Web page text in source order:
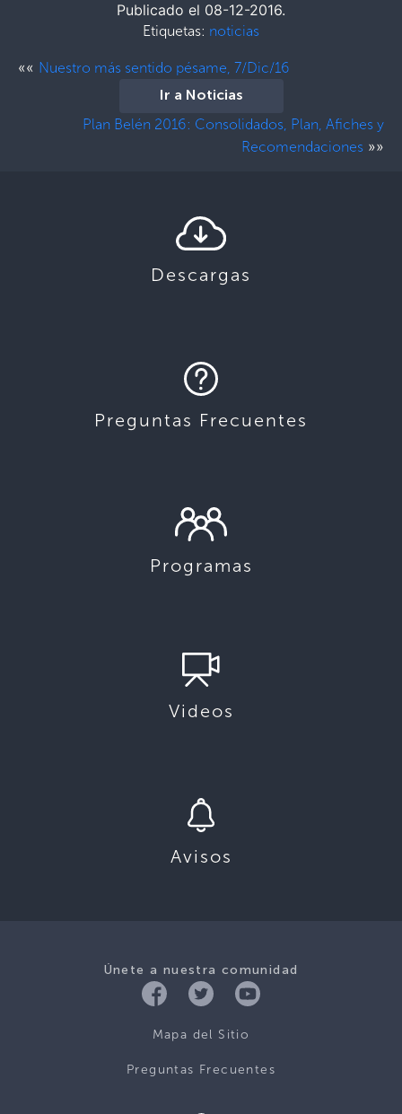
Publicado el 08-12-2016.
Etiquetas: noticias
«« Nuestro más sentido pésame, 7/Dic/16
Ir a Noticias
Plan Belén 2016: Consolidados, Plan, Afiches y
Recomendaciones »»
Descargas
Preguntas Frecuentes
Programas
Videos
Avisos
Únete a nuestra comunidad
Mapa del Sitio
Preguntas Frecuentes